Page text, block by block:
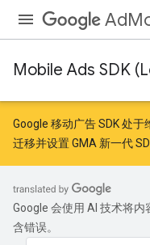
Mobile Ads SDK
Google 移动广告 SDK 处
迁移并设置 GMA 新一代
Google 会使用 AI 技术将
含错误。